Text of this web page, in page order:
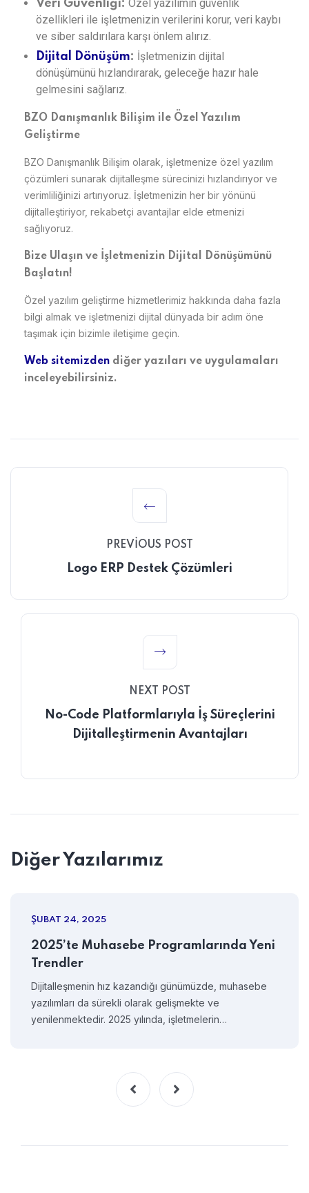
Veri Güvenliği: Özel yazılımın güvenlik
özellikleri ile işletmenizin verilerini korur, veri kaybı
ve siber saldırılara karşı önlem alırız.
Dijital Dönüşüm: İşletmenizin dijital
dönüşümünü hızlandırarak, geleceğe hazır hale
gelmesini sağlarız.
BZO Danışmanlık Bilişim ile Özel Yazılım
Geliştirme
BZO Danışmanlık Bilişim olarak, işletmenize özel yazılım
çözümleri sunarak dijitalleşme sürecinizi hızlandırıyor ve
verimliliğinizi artırıyoruz. İşletmenizin her bir yönünü
dijitalleştiriyor, rekabetçi avantajlar elde etmenizi
sağlıyoruz.
Bize Ulaşın ve İşletmenizin Dijital Dönüşümünü
Başlatın!
Özel yazılım geliştirme hizmetlerimiz hakkında daha fazla
bilgi almak ve işletmenizi dijital dünyada bir adım öne
taşımak için bizimle iletişime geçin.
Web sitemizden diğer yazıları ve uygulamaları
inceleyebilirsiniz.
PREVIOUS POST
Logo ERP Destek Çözümleri
NEXT POST
No-Code Platformlarıyla İş Süreçlerini
Dijitalleştirmenin Avantajları
Diğer Yazılarımız
ŞUBAT 24, 2025
2025’te Muhasebe Programlarında Yeni
Trendler
Dijitalleşmenin hız kazandığı günümüzde, muhasebe
yazılımları da sürekli olarak gelişmekte ve
yenilenmektedir. 2025 yılında, işletmelerin…